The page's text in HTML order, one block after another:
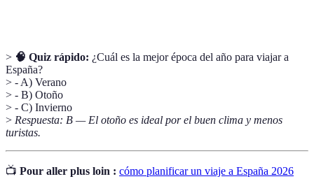
> 🧠 Quiz rápido: ¿Cuál es la mejor época del año para viajar a
España?
> - A) Verano
> - B) Otoño
> - C) Invierno
> Respuesta: B — El otoño es ideal por el buen clima y menos
turistas.
📺 Pour aller plus loin : cómo planificar un viaje a España 2026